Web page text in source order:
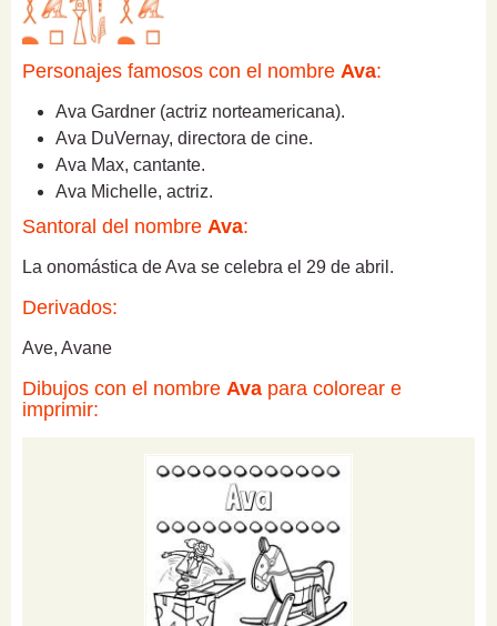
Personajes famosos con el nombre Ava:
Ava Gardner (actriz norteamericana).
Ava DuVernay, directora de cine.
Ava Max, cantante.
Ava Michelle, actriz.
Santoral del nombre Ava:
La onomástica de Ava se celebra el 29 de abril.
Derivados:
Ave, Avane
Dibujos con el nombre Ava para colorear e
imprimir: